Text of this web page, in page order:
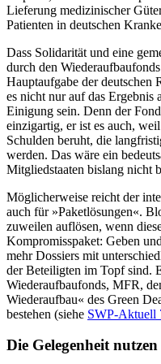
Lieferung medizinischer
Patienten in deutschen
Dass Solidarität und eine
durch den
Hauptaufgabe der deutschen
es nicht nur auf das
Einigung sein. Denn der
einzigartig, er ist es auch,
Schulden beruht, die
werden. Das wäre ein
Mit­gliedstaaten bislang nicht
Möglicherweise reicht der
auch für »Paket­lösungen«.
zuweilen auflösen, wenn
Kom­promiss­paket: Geben
mehr Dossiers mit
der Beteiligten im Topf sind.
Wiederaufbau­fonds, MFR,
Wiederaufbau« des Green
bestehen (siehe SWP-Aktuell
Die Gelegenheit nutzen